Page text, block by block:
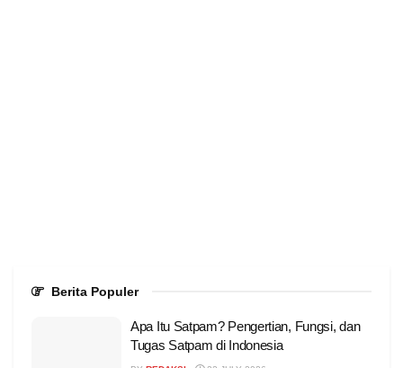
Berita Populer
Apa Itu Satpam? Pengertian, Fungsi, dan
Tugas Satpam di Indonesia